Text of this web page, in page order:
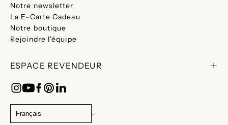
Notre newsletter
La E-Carte Cadeau
Notre boutique
Rejoindre l'équipe
ESPACE REVENDEUR
CHANGER
DE
LANGUE
Français